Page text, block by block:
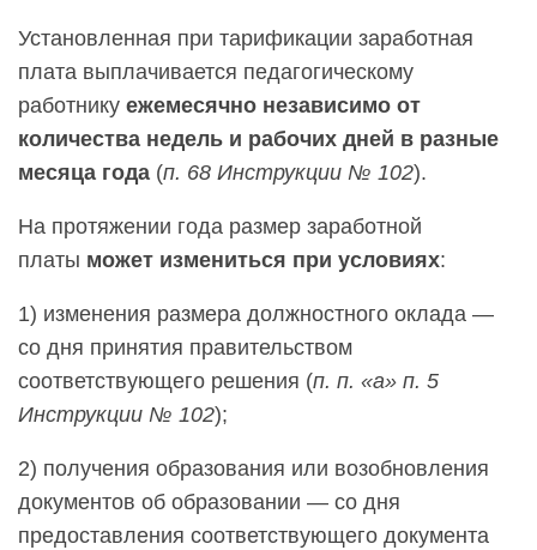
Установленная при тарификации заработная
плата выплачивается педагогическому
работнику ежемесячно независимо от
количества недель и рабочих дней в разные
месяца года (п. 68 Инструкции № 102).
На протяжении года размер заработной
платы может измениться при условиях:
1) изменения размера должностного оклада —
со дня принятия правительством
соответствующего решения (п. п. «а» п. 5
Инструкции № 102);
2) получения образования или возобновления
документов об образовании — со дня
предоставления соответствующего документа